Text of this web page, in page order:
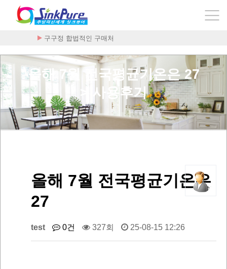
구구정 합법적인 구매처
올해 7월 전국평균기온은 27
> 사용후기
올해 7월 전국평균기온은
27
test 0건 327회 25-08-15 12:26